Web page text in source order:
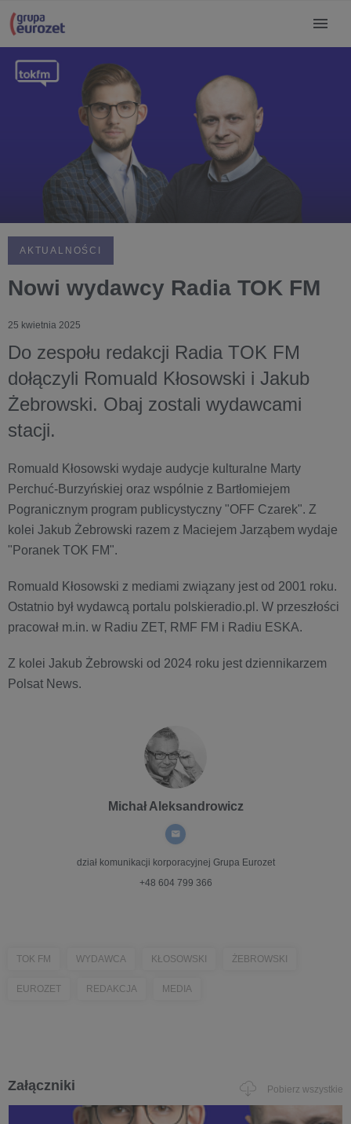
AKTUALNOŚCI
Nowi wydawcy Radia TOK FM
25 kwietnia 2025
Do zespołu redakcji Radia TOK FM
dołączyli Romuald Kłosowski i Jakub
Żebrowski. Obaj zostali wydawcami
stacji.
Romuald Kłosowski wydaje audycje kulturalne Marty
Perchuć-Burzyńskiej oraz wspólnie z Bartłomiejem
Pogranicznym program publicystyczny "OFF Czarek". Z
kolei Jakub Żebrowski razem z Maciejem Jarząbem wydaje
"Poranek TOK FM".
Romuald Kłosowski z mediami związany jest od 2001 roku.
Ostatnio był wydawcą portalu polskieradio.pl. W przeszłości
pracował m.in. w Radiu ZET, RMF FM i Radiu ESKA.
Z kolei Jakub Żebrowski od 2024 roku jest dziennikarzem
Polsat News.
Michał Aleksandrowicz
dział komunikacji korporacyjnej Grupa Eurozet
+48 604 799 366
TOK FM WYDAWCA KŁOSOWSKI ŻEBROWSKI
EUROZET REDAKCJA MEDIA
Załączniki Pobierz wszystkie